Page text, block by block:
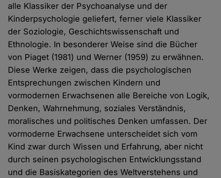
alle Klassiker der Psychoanalyse und der
Kinderpsychologie geliefert, ferner viele Klassiker
der Soziologie, Geschichtswissenschaft und
Ethnologie. In besonderer Weise sind die Bücher
von Piaget (1981) und Werner (1959) zu erwähnen.
Diese Werke zeigen, dass die psychologischen
Entsprechungen zwischen Kindern und
vormodernen Erwachsenen alle Bereiche von Logik,
Denken, Wahrnehmung, soziales Verständnis,
moralisches und politisches Denken umfassen. Der
vormoderne Erwachsene unterscheidet sich vom
Kind zwar durch Wissen und Erfahrung, aber nicht
durch seinen psychologischen Entwicklungsstand
und die Basiskategorien des Weltverstehens und